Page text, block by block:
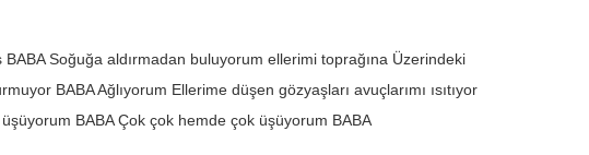
Soğuğa aldırmadan buluyorum ellerimi toprağına Üzerindeki
BABA Ağlıyorum Ellerime düşen gözyaşları avuçlarımı ısıtıyor
BABA Çok çok hemde çok üşüyorum BABA